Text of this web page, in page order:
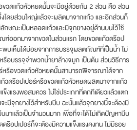
ขวดแก้วหัวหยดนั้นจะมีอยู่ด้วยกัน 2 ส่วน คือ ส่วน
โดยส่วนใหญ่แล้วจะผลิตมาจากแก้ว และอีกส่วนก็
กษณะเป็นหลอดแก้วและมีจุกยางอยู่ด้านบนไว้ใช้
ฑ์ออกมาจากขวดในส่วนแรก โดยขวดแก้วดร๊อป
พบเห็นได้บ่อยจากการบรรจุผลิตภัณฑ์ที่เป็นน้ำ ไม่
รือบรรจุจำพวกน้ำยาล้างจมูก เป็นต้น ส่วนวิธีการ
หรือขวดแก้วหัวหยดนั้นสามารถพิจารณาได้จาก
วดร๊อปเปอร์หรือขวดแก้วหัวหยดผลิตมาจากแก้ว
งแรงพอสมควร ไม่ใช่ประเภทที่ตกทีเดียวแล้วแตก
ะมีจุกยางไว้สำหรับบีบ ฉะนั้นแล้วจุกยางนี้จะต้องมี
าแล้วเป็นจำนวนมาก เพื่อที่จะได้ไม่เกิดปัญหาบีบ
อปเปอร์ก็จะต้องมีความแข็งแรงคงทน ไม่มีรอย